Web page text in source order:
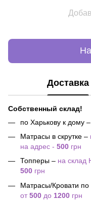
Доставка
Собственный склад!
по Харькову к дому –
Матрасы в скрутке –
на адрес - 500 грн
Топперы – на склад
500 грн
Матрасы/Кровати
от500 до 1200 грн